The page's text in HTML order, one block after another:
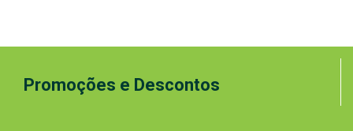
Promoções e Descontos